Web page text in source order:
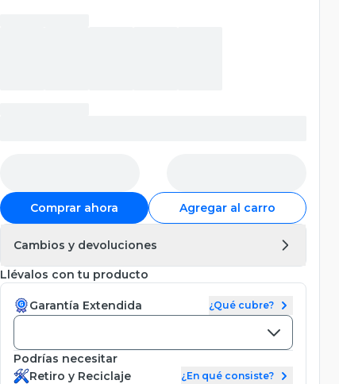
Comprar ahora Agregar al carro
Cambios y devoluciones
Llévalos con tu producto
Garantía Extendida ¿Qué cubre?
Podrías necesitar
Retiro y Reciclaje
¿En qué consiste?